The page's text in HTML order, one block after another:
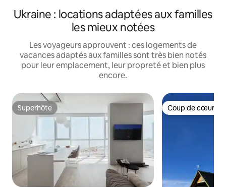
Ukraine : locations adaptées aux familles
les mieux notées
Les voyageurs approuvent : ces logements de
vacances adaptés aux familles sont très bien notés
pour leur emplacement, leur propreté et bien plus
encore.
Superhôte
Superhôte Coup de cœur
Coup de cœur